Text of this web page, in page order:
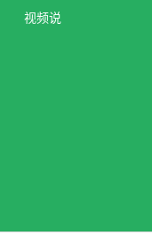
视频说